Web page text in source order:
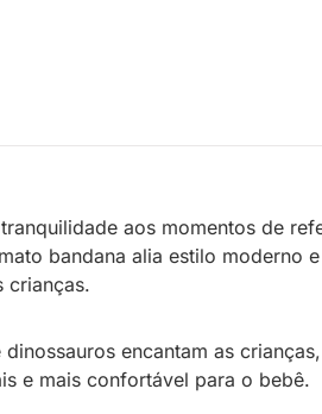
aos momentos de
bandana alia estilo moderno
crianças.
encantam as
e mais confortável para o bebê.